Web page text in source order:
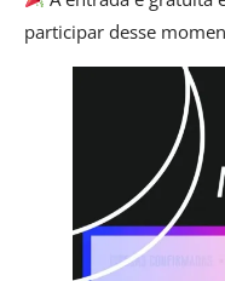
participar desse